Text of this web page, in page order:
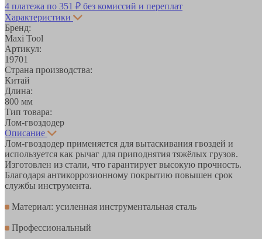
4 платежа по 351 ₽ без комиссий и переплат
Характеристики
Бренд:
Maxi Tool
Артикул:
19701
Страна производства:
Китай
Длина:
800 мм
Тип товара:
Лом-гвоздодер
Описание
Лом-гвоздодер применяется для вытаскивания гвоздей и
используется как рычаг для приподнятия тяжёлых грузов.
Изготовлен из стали, что гарантирует высокую прочность.
Благодаря антикоррозионному покрытию повышен срок
службы инструмента.
Материал: усиленная инструментальная сталь
Профессиональный